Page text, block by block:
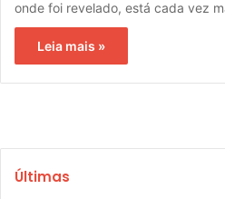
onde foi revelado, está cada vez
Leia mais »
Últimas